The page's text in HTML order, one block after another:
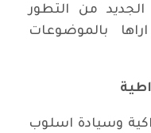
الجديد من التطور
بالموضوعات
وسيادة اسلوب